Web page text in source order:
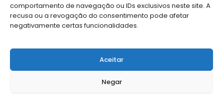
comportamento de navegação ou IDs exclusivos neste site. A
recusa ou a revogação do consentimento pode afetar
negativamente certas funcionalidades.
Aceitar
Negar
FILIADAS
FALE CONOSCO
Solicite Apoio Institucional da AMB para o seu evento